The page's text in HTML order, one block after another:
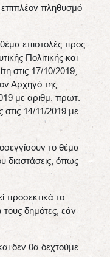
επιπλέον πληθυσμό
επιστολές προς
Πολιτικής και
στις 17/10/2019,
Αρχηγό της
με αριθμ. πρωτ.
14/11/2019 με
το θέμα
διαστάσεις, όπως
προσεκτικά το
δημότες, εάν
δεν θα δεχτούμε